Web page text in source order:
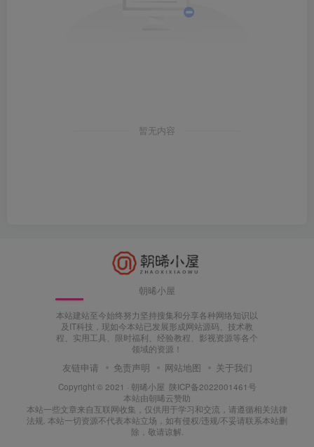
暂无内容
朝晞小屋
本站建站至今始终努力坚持搜集和分享各种网络知识以
及IT科技，现如今本站已发展形成网站源码、技术教
程、实用工具、限时福利、经验教程、影视资源等各个
领域的资源！
友链申请 免责声明 网站地图 关于我们
Copyright © 2021 · 朝晞小屋 陕ICP备2022001461号
本站由朝晞云赞助
本站一些文章来自互联网收集，仅供用于学习和交流，请遵循相关法律
法规. 本站一切资源不代表本站立场，如有侵权/违规/不妥请联系本站删
除，敬请谅解.